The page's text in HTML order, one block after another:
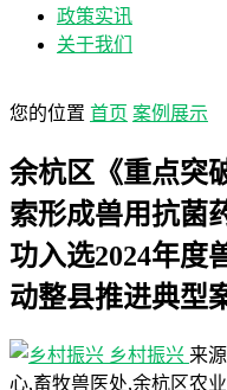
政策实讯
关于我们
您的位置 首页 案例展示
余杭区《重点突
索形成兽用抗菌
功入选2024年度
动整县推进典型
乡村振兴 来
心,畜牧兽医处,余杭区农